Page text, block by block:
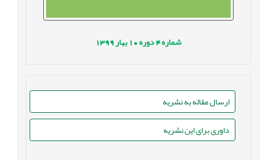
شماره4 دوره10 بهار1399
ارسال مقاله به نشریه
داوری برای این نشریه